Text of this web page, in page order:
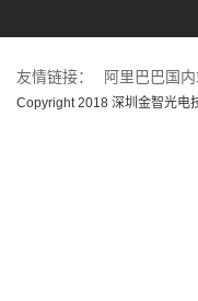
友情链接： 阿里巴巴国
Copyright 2018 深圳金智光电